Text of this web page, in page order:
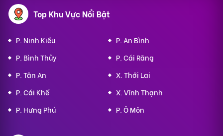
Top Khu Vực Nổi Bật
P. Ninh Kiều
P. An Bình
P. Bình Thủy
P. Cái Răng
P. Tân An
X. Thới Lai
P. Cái Khế
X. Vĩnh Thạnh
P. Hưng Phú
P. Ô Môn